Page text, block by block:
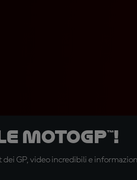
GP, video incredibili e